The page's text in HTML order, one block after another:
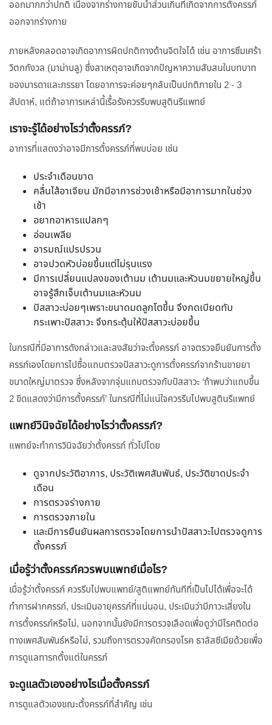
ออกมากกว่าปกติ เนื่องจากร่างกายขับน้ำส่วนเกินที่เกิดจากการตั้งครรภ์
ออกจากร่างกาย
ภายหลังคลอดอาจเกิดอาการผิดปกติทางด้านจิตใจได้ เช่น อาการซึมเศร้า
วิตกกังวล (มาม่าบลู) ซึ่งสาเหตุอาจเกิดจากปัญหาความสับสนในบทบาท
ของมารดาและภรรยา โดยอาการจะค่อยๆกลับเป็นปกติภายใน 2 - 3
สัปดาห์, แต่ถ้าอาการเหล่านี้เรื้อรังควรรีบพบสูตินรีแพทย์
เราจะรู้ได้อย่างไรว่าตั้งครรภ์?
อาการที่แสดงว่าอาจมีการตั้งครรภ์ที่พบบ่อย เช่น
ประจำเดือนขาด
คลื่นไส้อาเจียน มักมีอาการช่วงเช้าหรือมีอาการมากในช่วง
เช้า
อยากอาหารแปลกๆ
อ่อนเพลีย
อารมณ์แปรปรวน
อาจปวดหัวบ่อยขึ้นแต่ไม่รุนแรง
มีการเปลี่ยนแปลงของเต้านม เต้านมและหัวนมขยายใหญ่ขึ้น
อาจรู้สึกเจ็บเต้านมและหัวนม
ปัสสาวะบ่อยๆเพราะขนาดมดลูกโตขึ้น จึงกดเบียดทับ
กระเพาะปัสสาวะ จึงกระตุ้นให้ปัสสาวะบ่อยขึ้น
ในกรณีที่มีอาการดังกล่าวและสงสัยว่าจะตั้งครรภ์ อาจตรวจยืนยันการตั้ง
ครรภ์เองโดยการไปซื้อแถบตรวจปัสสาวะดูการตั้งครรภ์จากร้านขายยา
ขนาดใหญ่มาตรวจ ซึ่งหลังจากจุ่มแถบตรวจกับปัสสาวะ ‘ถ้าพบว่าแถบขึ้น
2 ขีดแสดงว่ามีการตั้งครรภ์’ ในกรณีที่ไม่แน่ใจควรรีบไปพบสูตินรีแพทย์
แพทย์วินิจฉัยได้อย่างไรว่าตั้งครรภ์?
แพทย์จะทำการวินิจฉัยว่าตั้งครรภ์ ทั่วไปโดย
ดูจากประวัติอาการ, ประวัติเพศสัมพันธ์, ประวัติขาดประจำ
เดือน
การตรวจร่างกาย
การตรวจภายใน
และมีการยืนยันผลการตรวจโดยการนำปัสสาวะไปตรวจดูการ
ตั้งครรภ์
เมื่อรู้ว่าตั้งครรภ์ควรพบแพทย์เมื่อไร?
เมื่อรู้ว่าตั้งครรภ์ ควรรีบไปพบแพทย์/สูติแพทย์ทันทีที่เป็นไปได้เพื่อจะได้
ทำการฝากครรภ์, ประเมินอายุครรภ์ที่แน่นอน, ประเมินว่ามีภาวะเสี่ยงใน
การตั้งครรภ์หรือไม่, นอกจากนั้นยังมีการตรวจเลือดเพื่อดูว่ามีโรคติดต่อ
ทางเพศสัมพันธ์หรือไม่, รวมถึงการตรวจคัดกรองโรค ธาลัสซีเมียด้วยเพื่อ
การดูแลทารกตั้งแต่ในครรภ์
จะดูแลตัวเองอย่างไรเมื่อตั้งครรภ์
การดูแลตัวเองขณะตั้งครรภ์ที่สำคัญ เช่น